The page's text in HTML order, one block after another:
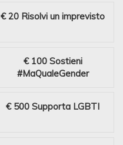
€ 20 Risolvi un imprevisto
€ 100 Sostieni
#MaQualeGender
€ 500 Supporta LGBTI